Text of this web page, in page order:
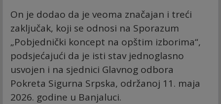
On je dodao da je veoma značajan i treći
zaključak, koji se odnosi na Sporazum
„Pobjednički koncept na opštim izborima“,
podsjećajući da je isti stav jednoglasno
usvojen i na sjednici Glavnog odbora
Pokreta Sigurna Srpska, održanoj 11. maja
2026. godine u Banjaluci.